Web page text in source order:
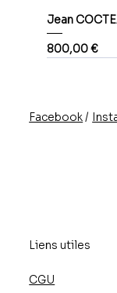
Jean
Prix
800,00 €
Facebook/
Liens utiles
CGU